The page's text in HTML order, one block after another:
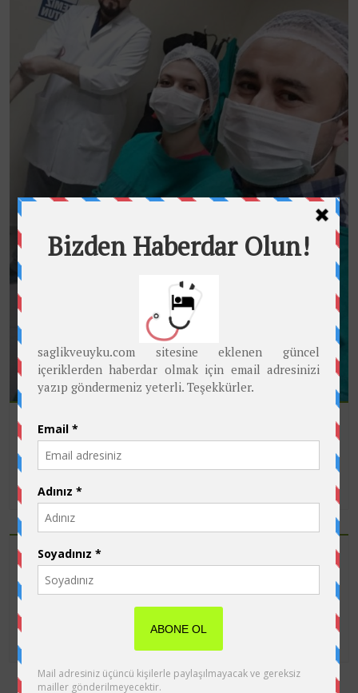
23 Aralık 2018
Elektrik Alan ve Sağlığımız
21 Kasım 2018
Çağımızın gerçeği; Elektromanyetik
Radyasyon
Prof. Dr. Mustafa SAYGIN